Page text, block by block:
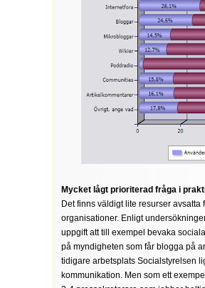
Mycket lågt prioriterad fråga i
Det finns väldigt lite resurser
organisationer. Enligt
uppgift att till exempel bevaka
på myndigheten som får blogga på
tidigare arbetsplats Socialstyrelsen
kommunikation. Men som ett